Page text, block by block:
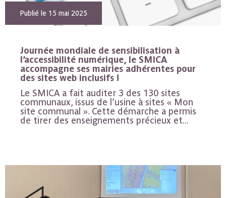
Publié le 15 mai 2025
Journée mondiale de sensibilisation à
l’accessibilité numérique, le SMICA
accompagne ses mairies adhérentes pour
des sites web inclusifs !
Le SMICA a fait auditer 3 des 130 sites
communaux, issus de l’usine à sites « Mon
site communal ». Cette démarche a permis
de tirer des enseignements précieux et...